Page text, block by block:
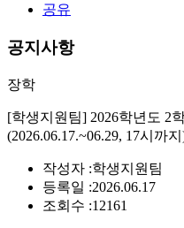
공유
공지사항
장학
[학생지원팀] 2026학년도 2
(2026.06.17.~06.29, 17시까
작성자 :학생지원팀
등록일 :2026.06.17
조회수 :12161